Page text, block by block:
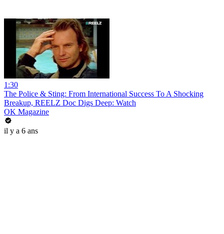
1:30
The Police & Sting: From International Success To A Shocking
Breakup, REELZ Doc Digs Deep: Watch
OK Magazine
il y a 6 ans